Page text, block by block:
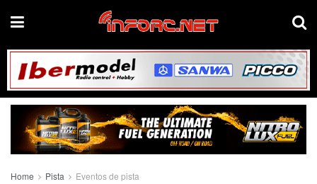
Home Pista Eventos de pista